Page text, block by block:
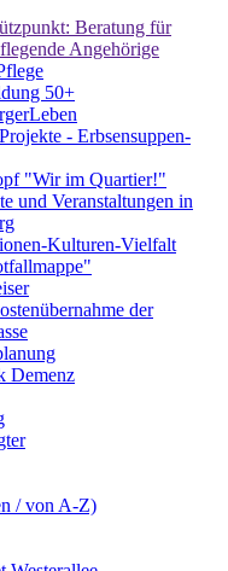
Beratung für
Angehörige
50+
- Erbsensuppen-
"Wir im Quartier!"
und Veranstaltungen in
Kulturen-Vielfalt
der
Demenz
/ von A-Z)